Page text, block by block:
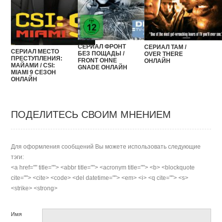
СЕРИАЛ МЕСТО
ПРЕСТУПЛЕНИЯ:
МАЙАМИ / CSI:
MIAMI 9 СЕЗОН
ОНЛАЙН
СЕРИАЛ ФРОНТ
БЕЗ ПОЩАДЫ /
FRONT OHNE
GNADE ОНЛАЙН
СЕРИАЛ ТАМ /
OVER THERE
ОНЛАЙН
ПОДЕЛИТЕСЬ СВОИМ МНЕНИЕМ
Для оформления сообщений Вы можете использовать следующие
тэги:
<a href="" title=""> <abbr title=""> <acronym title=""> <b> <blockquote
cite=""> <cite> <code> <del datetime=""> <em> <i> <q cite=""> <s>
<strike> <strong>
Имя